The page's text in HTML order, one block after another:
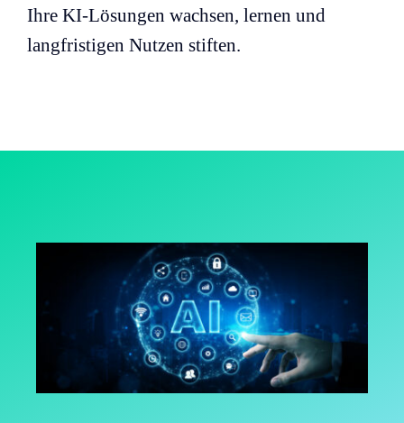
Ihre KI-Lösungen wachsen, lernen und
langfristigen Nutzen stiften.